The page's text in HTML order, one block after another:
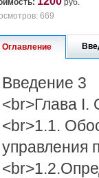
руб.
669
Оглавление
Введение 3
<br>Глава I.
<br>1.1.
управления